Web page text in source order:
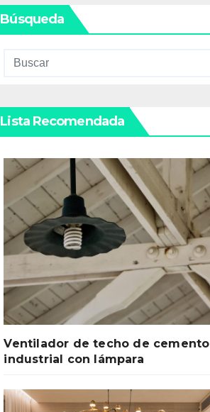
Búsqueda
Lista Recomendada
Ventilador de techo de cemento
industrial con lámpara